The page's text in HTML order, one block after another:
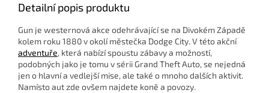
Detailní popis produktu
Gun je westernová akce odehrávající se na Divokém Západě
kolem roku 1880 v okolí městečka Dodge City. V této akční
adventuře, která nabízí spoustu zábavy a možností,
podobných jako je tomu v sérii Grand Theft Auto, se nejedná
jen o hlavní a vedlejší mise, ale také o mnoho dalších aktivit.
Namísto aut zde ovšem najdete koně a povozy.